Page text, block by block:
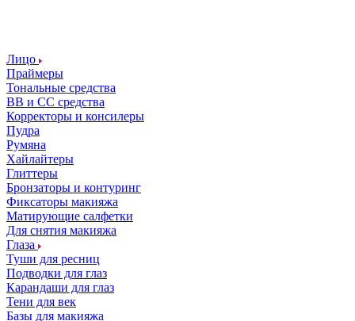
Лицо
Праймеры
Тональные средства
ВВ и СС средства
Корректоры и консилеры
Пудра
Румяна
Хайлайтеры
Глиттеры
Бронзаторы и контуринг
Фиксаторы макияжа
Матирующие салфетки
Для снятия макияжа
Глаза
Туши для ресниц
Подводки для глаз
Карандаши для глаз
Тени для век
Базы для макияжа